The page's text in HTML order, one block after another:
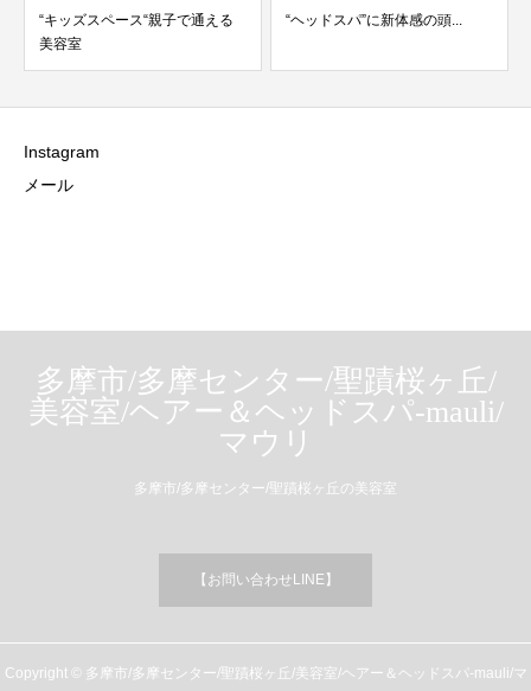
スペース“親子で通える
“ヘッドスパ”に新体感の頭... 多摩セン
Instagram
メール
多摩市/多摩センター/聖蹟桜ヶ丘/
美容室/ヘアー＆ヘッドスパ-mauli/
マウリ
多摩市/多摩センター/聖蹟桜ヶ丘の美容室
【お問い合わせLINE】
Copyright © 多摩市/多摩センター/聖蹟桜ヶ丘/美容室/ヘアー＆ヘッドスパ-mauli/マ